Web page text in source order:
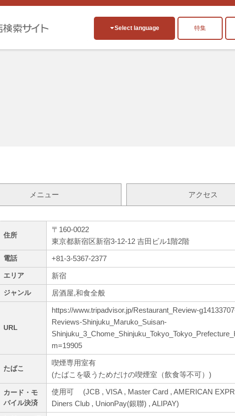
Select language 特集
メニュー アクセス
住所
〒160-0022
東京都新宿区新宿3-12-12 吉田ビル1階2階
電話 +81-3-5367-2377
エリア 新宿
ジャンル 居酒屋,和食全般
URL
https://www.tripadvisor.jp/Restaurant_Review-
Reviews-Shinjuku_Maruko_Suisan-
m=19905
たばこ
喫煙専用室有
(たばこを吸うためだけの喫煙室（飲食等不可）)
カード・モ
バイル決済
使用可 (JCB , VISA , Master Card , AMERICAN
Diners Club , UnionPay(銀聯) , ALIPAY)